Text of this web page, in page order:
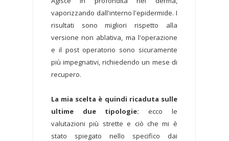
vaporizzando dall'interno l'epidermide. I
risultati sono migliori rispetto alla
versione non ablativa, ma l'operazione
e il post operatorio sono sicuramente
più impegnativi, richiedendo un mese di
recupero.
La mia scelta è quindi ricaduta sulle
ultime due tipologie: ecco le
valutazioni più strette e ciò che mi è
stato spiegato nello specifico dai